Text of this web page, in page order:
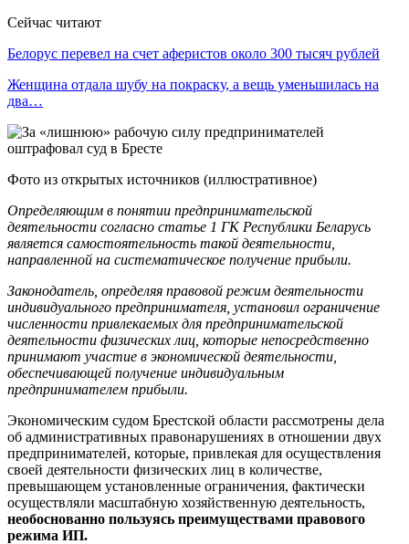
Сейчас читают
Белорус перевел на счет аферистов около 300 тысяч рублей
Женщина отдала шубу на покраску, а вещь уменьшилась на
два…
Фото из открытых источников (иллюстративное)
Определяющим в понятии предпринимательской
деятельности согласно статье 1 ГК Республики Беларусь
является самостоятельность такой деятельности,
направленной на систематическое получение прибыли.
Законодатель, определяя правовой режим деятельности
индивидуального предпринимателя, установил ограничение
численности привлекаемых для предпринимательской
деятельности физических лиц, которые непосредственно
принимают участие в экономической деятельности,
обеспечивающей получение индивидуальным
предпринимателем прибыли.
Экономическим судом Брестской области рассмотрены дела
об административных правонарушениях в отношении двух
предпринимателей, которые, привлекая для осуществления
своей деятельности физических лиц в количестве,
превышающем установленные ограничения, фактически
осуществляли масштабную хозяйственную деятельность,
необоснованно пользуясь преимуществами правового
режима ИП.